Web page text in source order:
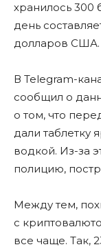
хранилось 300
день
долларов США.
В Telegram-
сообщил о
о том, что
дали таблетку
водкой. Из-за
полицию,
Между тем,
с
все чаще. Так,